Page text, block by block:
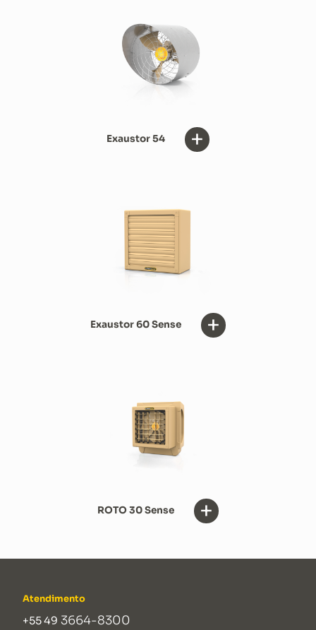
Exaustor 54 +
Exaustor 60 Sense +
ROTO 30 Sense +
Atendimento
+55 49 3664-8300